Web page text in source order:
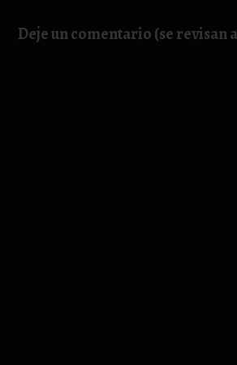
Deje un comentario (se revisan